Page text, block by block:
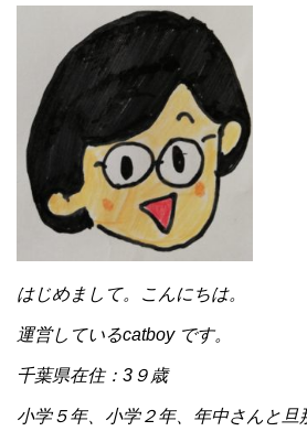
はじめまして。こんにちは。
運営しているcatboy です。
千葉県在住：3９歳
小学５年、小学２年、年中さんと旦